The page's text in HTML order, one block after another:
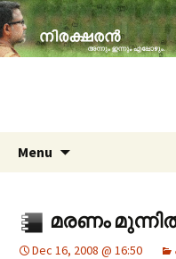
travelogues, book
cinema,
Menu
മരണം
Dec 16, 2008 @ 16:50